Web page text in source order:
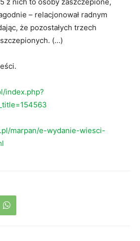
– relacjonował radnym
że pozostałych trzech
(…)
index.php?
marpan/e-wydanie-wiesci-